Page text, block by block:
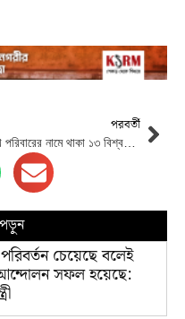
পরবর্তী
শেখ পরিবারের নামে থাকা ১৩ বিশ্ববিদ্যালয়ের নাম পরিবর্তন
চেয়েছে বলেই
সফল হয়েছে: